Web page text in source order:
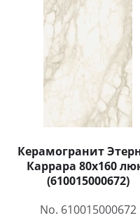
Керамогранит
Каррара 80x160
(610015000672)
No. 610015000672